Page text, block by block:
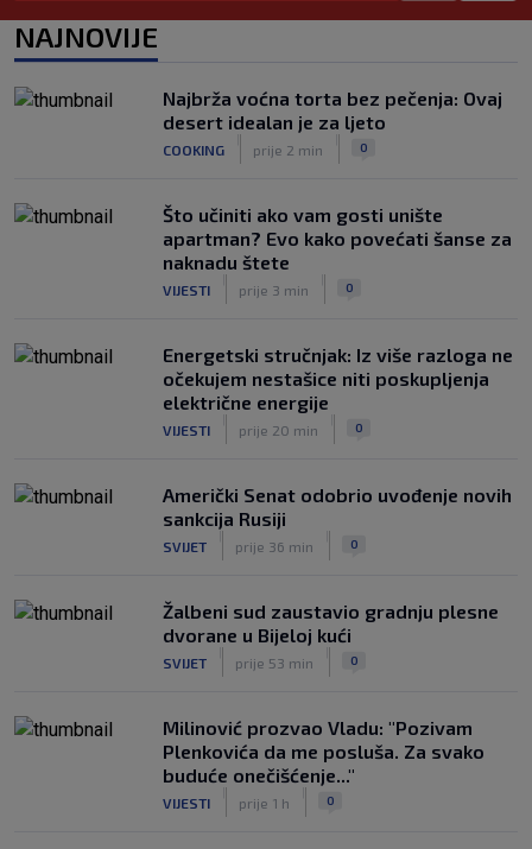
Trener Istre uoči Poljuda: Prvenstvo je
SK prije 5 h
Fruk je zbog ozljede napustio igru na
poluvremenu, u Rijeci su s pravom
SK
|
prije 5 h
NAJNOVIJE
Najbrža voćna torta bez pečenja: Ovaj
desert idealan je za ljeto
COOKING prije 2 min 0
Što učiniti ako vam gosti unište
apartman? Evo kako povećati šanse za
naknadu štete
VIJESTI prije 3 min 0
Energetski stručnjak: Iz više razloga ne
očekujem nestašice niti poskupljenja
električne energije
VIJESTI prije 20 min 0
Američki Senat odobrio uvođenje novih
sankcija Rusiji
SVIJET prije 36 min 0
Žalbeni sud zaustavio gradnju plesne
dvorane u Bijeloj kući
SVIJET prije 53 min 0
Milinović prozvao Vladu: "Pozivam
Plenkovića da me posluša. Za svako
buduće onečišćenje..."
VIJESTI prije 1 h 0